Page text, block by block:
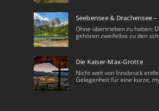
Seebensee & Drachensee
Ohne übertrieben zu haben:
gehören zweifellos zu den
Die Kaiser-Max-Grotte
Nicht weit von Innsbruck
Gelegenheit für eine kurze,